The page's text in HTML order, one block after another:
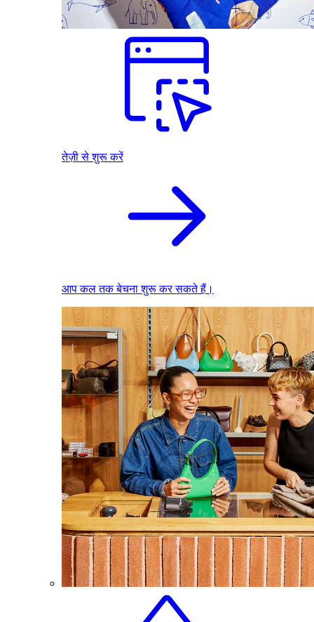
तेज़ी से शुरू करें
आप कल तक बेचना शुरू कर सकते हैं।